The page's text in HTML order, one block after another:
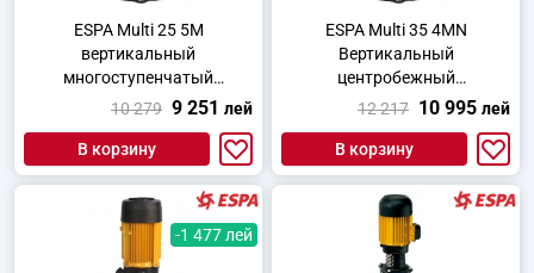
ESPA Multi 25 5M
вертикальный
многоступенчатый
центробежный насос для
10 279 9 251 лей
В корзину
ESPA Multi 35 4MN
Вертикальный
центробежный
многоступенчатый насос
12 217 10 995 лей
В корзину
-1 477 лей